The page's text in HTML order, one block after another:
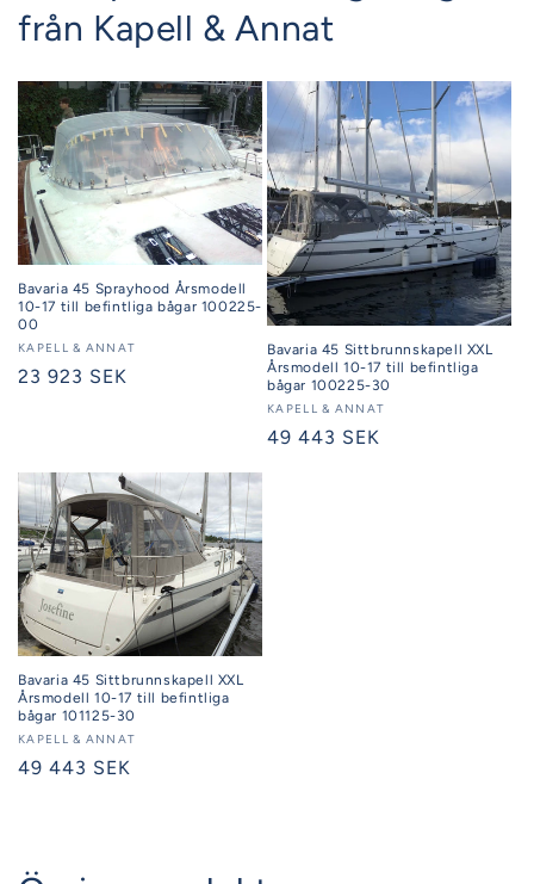
från Kapell & Annat
Bavaria 45 Sprayhood Årsmodell
10-17 till befintliga bågar 100225-
00
Säljare:
KAPELL & ANNAT
Ordinarie
23 923 SEK
Bavaria 45 Sittbrunnskapell XXL
Årsmodell 10-17 till befintliga
bågar 100225-30
Säljare:
KAPELL & ANNAT
Ordinarie
49 443 SEK
Bavaria 45 Sittbrunnskapell XXL
Årsmodell 10-17 till befintliga
bågar 101125-30
Säljare:
KAPELL & ANNAT
Ordinarie
49 443 SEK